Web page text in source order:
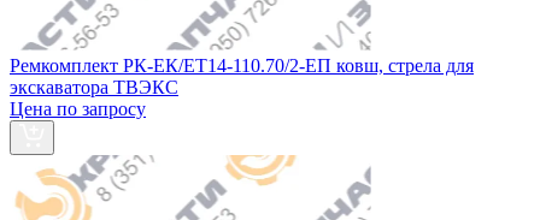
Ремкомплект РК-ЕК/ЕТ14-110.70/2-ЕП ковш, стрела для
экскаватора ТВЭКС
Цена по запросу